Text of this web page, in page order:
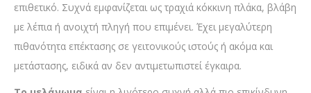
επιθετικό. Συχνά εμφανίζεται ως τραχιά κόκκινη πλάκα, βλάβη
με λέπια ή ανοιχτή πληγή που επιμένει. Έχει μεγαλύτερη
πιθανότητα επέκτασης σε γειτονικούς ιστούς ή ακόμα και
μετάστασης, ειδικά αν δεν αντιμετωπιστεί έγκαιρα.